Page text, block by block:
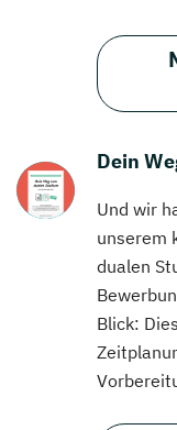
Dein
Und wir
unserem
dualen
Blick: